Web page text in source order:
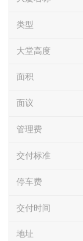
类型
大堂高度
面积
面议
管理费
交付标准
停车费
交付时间
地址